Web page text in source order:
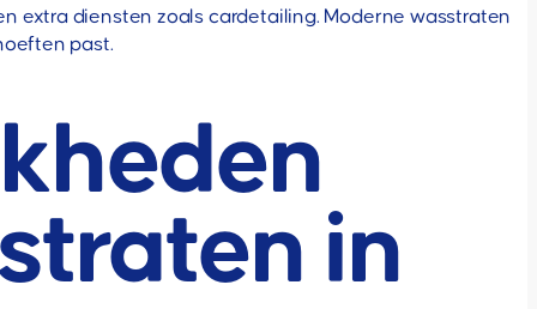
extra diensten zoals cardetailing. Moderne wasstraten
past.
in